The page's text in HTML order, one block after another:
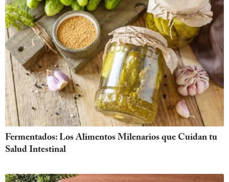
Fermentados: Los Alimentos Milenarios que Cuidan tu
Salud Intestinal